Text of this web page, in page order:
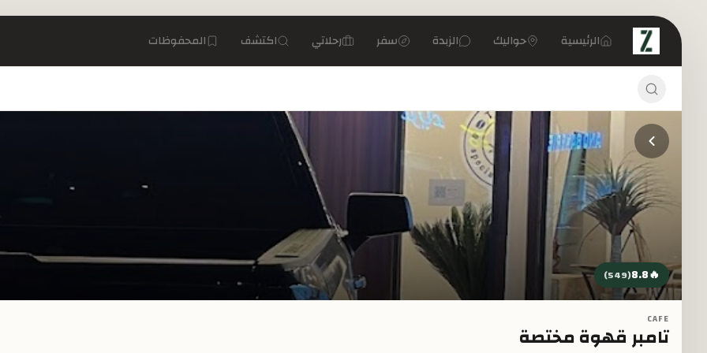
تخطي إلى المحتوى الرئيسي
الرئيسية حواليك الزبدة سفر رحلاتي اكتشف المحفوظات
🔥
8.8
(
549
)
CAFE
تامبر قهوة مختصة